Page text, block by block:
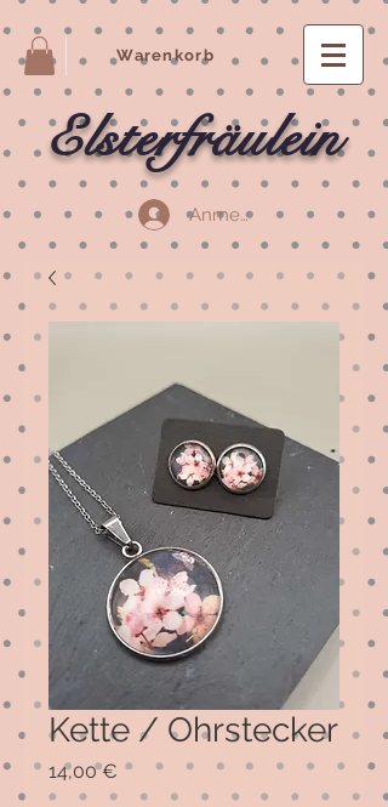
Warenkorb
Elsterfräulein
Anmelden
Kette / Ohrstecker
14,00 € Preis